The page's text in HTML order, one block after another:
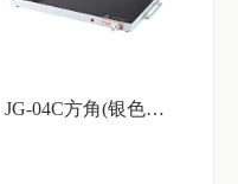
JG-04C方角(银色边